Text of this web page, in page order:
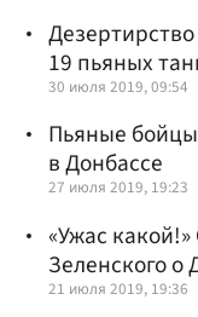
19 пьяных
30 июля 2019, 09:54
Пьяные
в Донбассе
27 июля 2019, 19:23
«Ужас
Зеленского о
21 июля 2019, 19:36